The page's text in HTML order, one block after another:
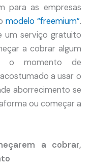
para as empresas
modelo “freemium”.
um serviço gratuito
a cobrar algum
o momento de
a usar o
aborrecimento se
ou começar a
a cobrar,